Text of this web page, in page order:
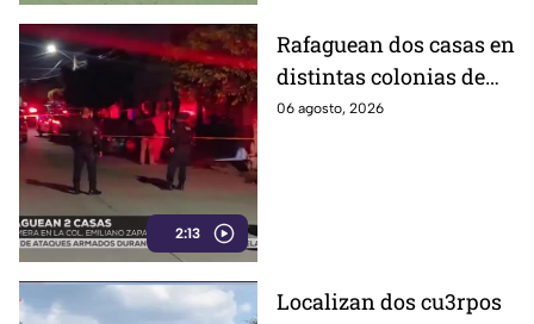
2:13
Rafaguean dos casas en
distintas colonias de
Celaya; esto fue lo que
06 agosto, 2026
Localizan dos cu3rpos